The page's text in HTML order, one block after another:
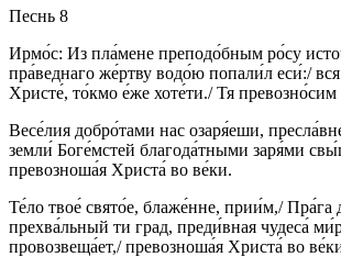
Песнь 8
Ирмо́с: Из пла́мене преподо́бным ро́су
пра́веднаго же́ртву водо́ю попали́л еси́:/
Христе́, то́кмо е́же хоте́ти./ Тя превозно́сим
Весе́лия добро́тами нас озаря́еши,
земли́ Боге́мстей благода́тными заря́ми
превозноша́я Христа́ во ве́ки.
Те́ло твое́ свято́е, блаже́нне, прии́м,/ Пра́га
прехва́льный ти град, преди́вная чудеса́
провозвеща́ет,/ превозноша́я Христа́ во